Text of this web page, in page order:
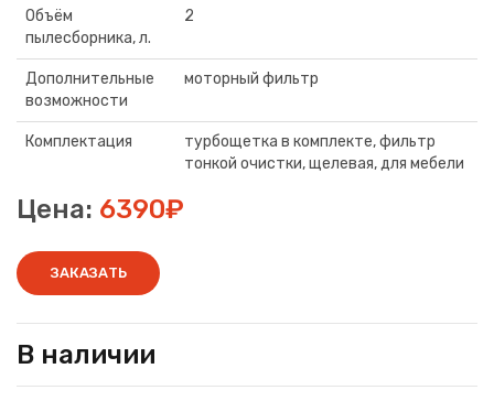
Объём
пылесборника, л.
2
Дополнительные
возможности
моторный фильтр
Комплектация
турбощетка в комплекте, фильтр
тонкой очистки, щелевая, для мебели
Цена: 6390₽
ЗАКАЗАТЬ
В наличии